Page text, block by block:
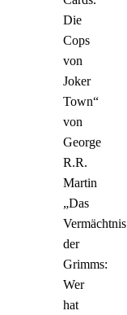
Die
Cops
von
Joker
Town“
von
George
R.R.
Martin
„Das
Vermächtnis
der
Grimms:
Wer
hat